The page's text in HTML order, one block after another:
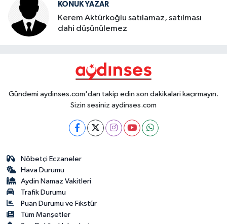
KONUK YAZAR
Kerem Aktürkoğlu satılamaz, satılması
dahi düşünülemez
Gündemi aydinses.com'dan takip edin son dakikalari kaçırmayın.
Sizin sesiniz aydinses.com
Nöbetçi Eczaneler
Hava Durumu
Aydin Namaz Vakitleri
Trafik Durumu
Puan Durumu ve Fikstür
Tüm Manşetler